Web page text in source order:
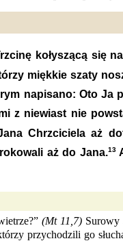
kołyszącą się
miękkie szaty
napisano: Oto Ja
z niewiast nie
Chrzciciela aż
aż do Jana.13
(Mt 11,7)Surowy
przychodzili go